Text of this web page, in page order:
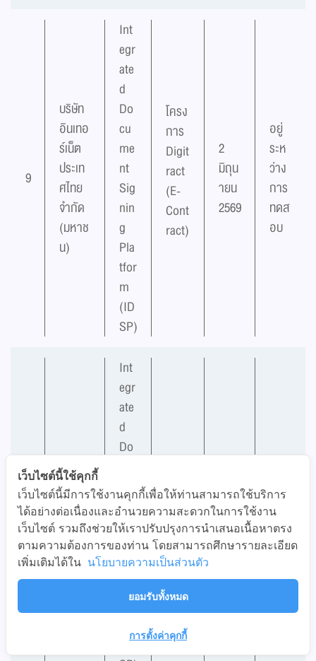
9
บริษัท
อินเทอ
ร์เน็ต
ประเท
ศไทย
จำกัด
(มหาช
น)
Int
egr
ate
d
Do
cu
me
nt
Sig
nin
g
Pla
tfor
m
(ID
SP)
โครง
การ
Digit
ract
(E-
Cont
ract)
2
มิถุน
ายน
2569
อยู่
ระห
ว่าง
การ
ทดส
อบ
1
0
บริษัท
ไทย
ดิจิทัล
ไอดี
จำกัด
Int
egr
ate
d
Do
me
nt
Sig
nin
g
Pla
tfor
(ID
การ
Pro
mpt
Sign
2
มิถุน
ายน
2569
ระห
ว่าง
การ
ทดส
เว็บไซต์นี้ใช้คุกกี้
เว็บไซต์นี้มีการใช้งานคุกกี้เพื่อให้ท่านสามารถใช้บริการ
ได้อย่างต่อเนื่องและอำนวยความสะดวกในการใช้งาน
เว็บไซต์ รวมถึงช่วยให้เราปรับปรุงการนำเสนอเนื้อหาตรง
ตามความต้องการของท่าน โดยสามารถศึกษารายละเอียด
เพิ่มเติมได้ใน นโยบายความเป็นส่วนตัว
ยอมรับทั้งหมด
การตั้งค่าคุกกี้